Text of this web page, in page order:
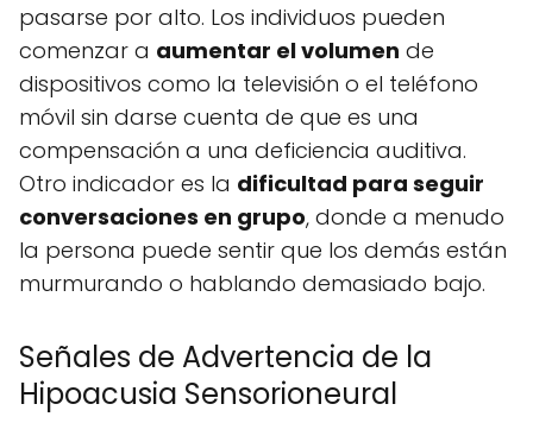
pasarse por alto. Los individuos pueden
comenzar a aumentar el volumen de
dispositivos como la televisión o el teléfono
móvil sin darse cuenta de que es una
compensación a una deficiencia auditiva.
Otro indicador es la dificultad para seguir
conversaciones en grupo, donde a menudo
la persona puede sentir que los demás están
murmurando o hablando demasiado bajo.
Señales de Advertencia de la
Hipoacusia Sensorioneural